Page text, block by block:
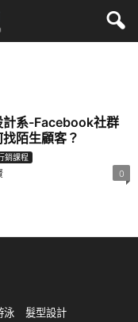
計系-Facebook社群
陌生顧客？
銷課程
0
泳
髮型設計